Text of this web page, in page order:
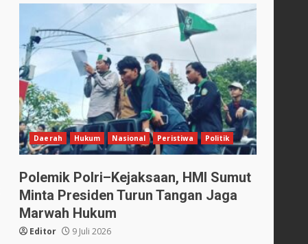
Daerah Hukum Nasional Peristiwa Politik
Polemik Polri–Kejaksaan, HMI Sumut
Minta Presiden Turun Tangan Jaga
Marwah Hukum
Editor 9 Juli 2026